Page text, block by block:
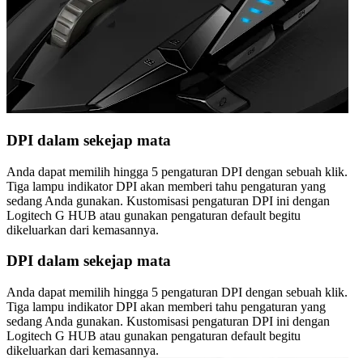
DPI dalam sekejap mata
Anda dapat memilih hingga 5 pengaturan DPI dengan sebuah klik.
Tiga lampu indikator DPI akan memberi tahu pengaturan yang
sedang Anda gunakan. Kustomisasi pengaturan DPI ini dengan
Logitech G HUB atau gunakan pengaturan default begitu
dikeluarkan dari kemasannya.
DPI dalam sekejap mata
Anda dapat memilih hingga 5 pengaturan DPI dengan sebuah klik.
Tiga lampu indikator DPI akan memberi tahu pengaturan yang
sedang Anda gunakan. Kustomisasi pengaturan DPI ini dengan
Logitech G HUB atau gunakan pengaturan default begitu
dikeluarkan dari kemasannya.